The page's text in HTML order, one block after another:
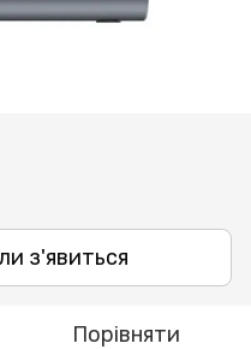
з'явиться
Порівняти